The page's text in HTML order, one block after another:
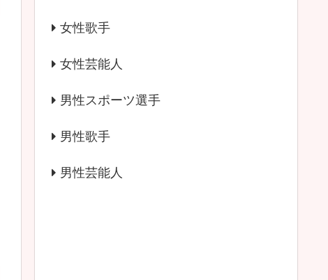
女性歌手
女性芸能人
男性スポーツ選手
男性歌手
男性芸能人